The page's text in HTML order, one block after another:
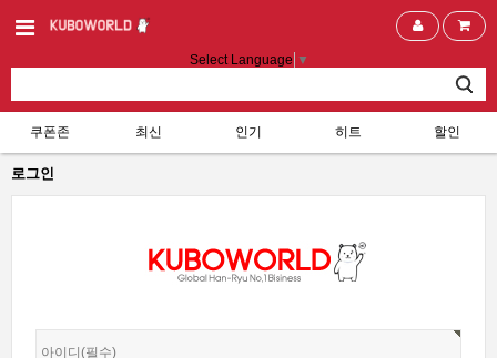
Select Language ▼
쿠폰존 최신 인기 히트 할인
로그인